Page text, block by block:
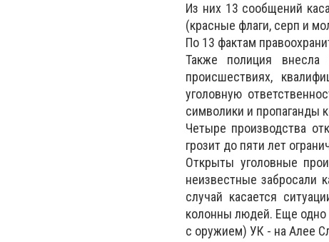
Из них 13 сообщений
(красные флаги, серп и
По 13 фактам
Также полиция
происшествиях,
уголовную
символики и пропаганды
Четыре производства
грозит до пяти лет
Открыты уголовные
неизвестные забросали
случай касается
колонны людей. Еще одно
с оружием) УК - на Алее